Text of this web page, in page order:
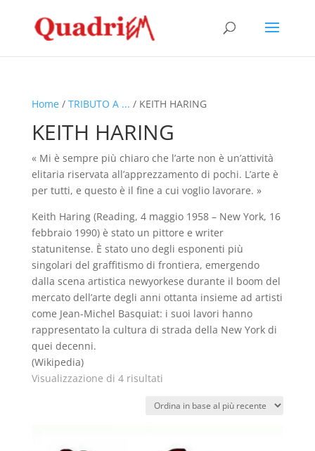
Home/ TRIBUTO A ... / KEITH HARING
KEITH HARING
« Mi è sempre più chiaro che l’arte non è un’attività
elitaria riservata all’apprezzamento di pochi. L’arte è
per tutti, e questo è il fine a cui voglio lavorare. »
Keith Haring (Reading, 4 maggio 1958 – New York, 16
febbraio 1990) è stato un pittore e writer
statunitense. È stato uno degli esponenti più
singolari del graffitismo di frontiera, emergendo
dalla scena artistica newyorkese durante il boom del
mercato dell’arte degli anni ottanta insieme ad artisti
come Jean-Michel Basquiat: i suoi lavori hanno
rappresentato la cultura di strada della New York di
quei decenni.
(Wikipedia)
Visualizzazione di 4 risultatiOrdina
base